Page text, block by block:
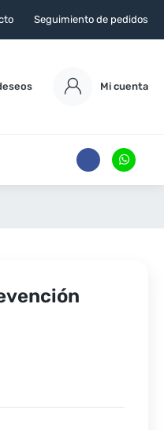
Seguimiento de pedidos
Mi cuenta